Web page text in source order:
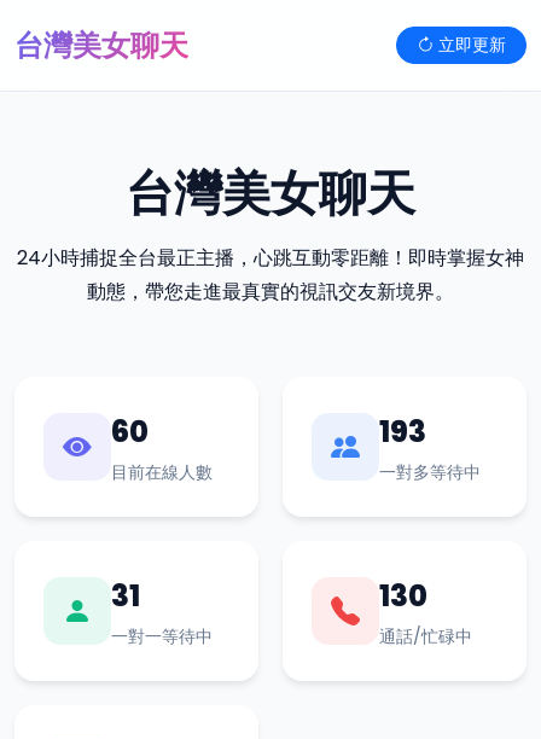
台灣美女聊天 立即更新
台灣美女聊天
24小時捕捉全台最正主播，心跳互動零距離！即時掌握女神
動態，帶您走進最真實的視訊交友新境界。
60
目前在線人數
193
一對多等待中
31
一對一等待中
130
通話/忙碌中